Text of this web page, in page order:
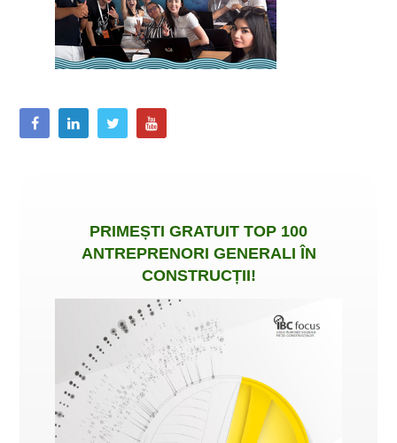
PRIMEȘTI GRATUIT TOP 100
ANTREPRENORI GENERALI ÎN
CONSTRUCȚII!